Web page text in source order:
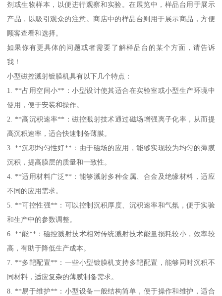
剂或生物样本，以便进行观察和实验。在展览中，样品台用于展示
产品，以吸引观众的注意。商店中的样品台则用于展示商品，方便
顾客查看和选择。
如果你有更具体的问题或者需要了解样品台的某个方面，请告诉
我！
小型磁控溅射镀膜机具有以下几个特点：
1. **占用空间小**：小型设计使其适合在实验室或小型生产环境中
使用，便于安装和操作。
2. **高沉积速率**：磁控溅射技术通过磁场增强离子化率，从而提
高沉积速率，适合快速制备薄膜。
3. **沉积均匀性好**：由于磁场的应用，能够实现较为均匀的薄膜
沉积，提高膜层的质量和一致性。
4. **适用材料广泛**：能够溅射多种金属、合金及绝缘材料，适应
不同的应用需求。
5. **可控性强**：可以控制沉积厚度、沉积速率和气氛，便于实验
和生产中的参数调整。
6. **能**：磁控溅射技术相对传统溅射技术能量损耗较小，效率较
高，有助于降低生产成本。
7. **多靶配置**：一些小型镀膜机支持多靶配置，能够同时沉积不
同材料，适应复杂的薄膜制备需求。
8. **易于维护**：小型设备一般结构简单，便于操作和维护，适合